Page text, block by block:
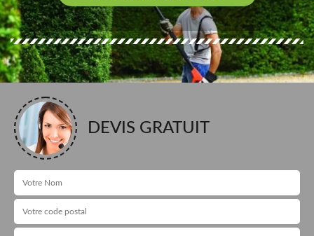
DEVIS GRATUIT